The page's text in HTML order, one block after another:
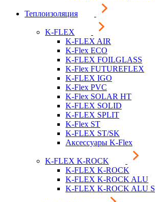
Теплоизоляция
K-FLEX
K-FLEX AIR
K-Flex ECO
K-FLEX FOILGLASS
K-Flex FUTUREFLEX
K-FLEX IGO
K-Flex PVC
K-Flex SOLAR HT
K-FLEX SOLID
K-FLEX SPLIT
K-Flex ST
K-FLEX ST/SK
Аксессуары K-Flex
K-FLEX K-ROCK
K-FLEX K-ROCK
K-FLEX K-ROCK ALU
K-FLEX K-ROCK ALU S